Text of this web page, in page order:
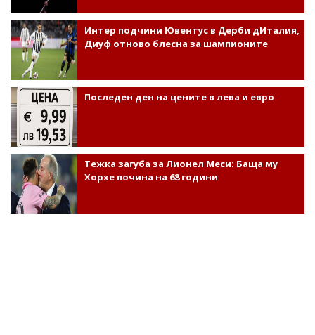
Интер подчини Ювентус в Дерби дИталия,
Диуф отново блесна за шампионите
Последен ден на цените в лева и евро
Тежка загуба за Лионел Меси: Баща му
Хорхе почина на 68 години